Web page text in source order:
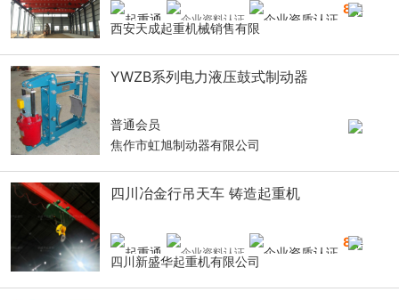
8年
西安天成起重机械销售有限
YWZB系列电力液压鼓式制动器
普通会员
焦作市虹旭制动器有限公司
四川冶金行吊天车 铸造起重机
8年
四川新盛华起重机有限公司